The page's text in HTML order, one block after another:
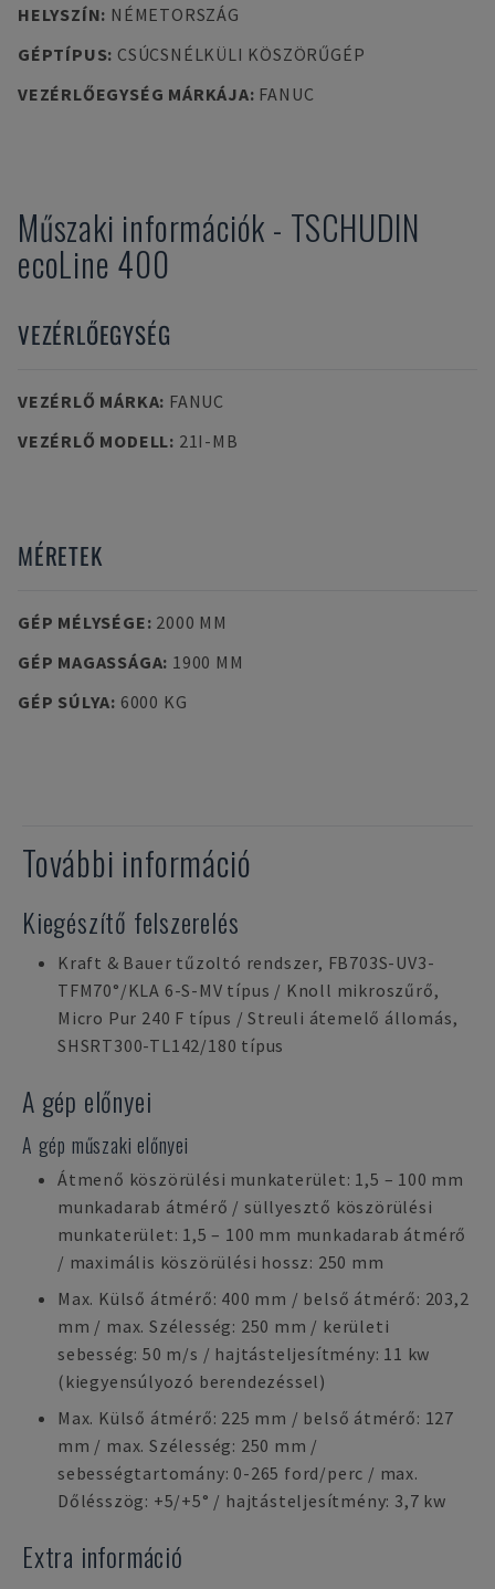
HELYSZÍN: NÉMETORSZÁG
GÉPTÍPUS: CSÚCSNÉLKÜLI KÖSZÖRŰGÉP
VEZÉRLŐEGYSÉG MÁRKÁJA: FANUC
Műszaki információk - TSCHUDIN
ecoLine 400
VEZÉRLŐEGYSÉG
VEZÉRLŐ MÁRKA: FANUC
VEZÉRLŐ MODELL: 21I-MB
MÉRETEK
GÉP MÉLYSÉGE: 2000 MM
GÉP MAGASSÁGA: 1900 MM
GÉP SÚLYA: 6000 KG
További információ
Kiegészítő felszerelés
Kraft & Bauer tűzoltó rendszer, FB703S-UV3-
TFM70°/KLA 6-S-MV típus / Knoll mikroszűrő,
Micro Pur 240 F típus / Streuli átemelő állomás,
SHSRT300-TL142/180 típus
A gép előnyei
A gép műszaki előnyei
Átmenő köszörülési munkaterület: 1,5 – 100 mm
munkadarab átmérő / süllyesztő köszörülési
munkaterület: 1,5 – 100 mm munkadarab átmérő
/ maximális köszörülési hossz: 250 mm
Max. Külső átmérő: 400 mm / belső átmérő: 203,2
mm / max. Szélesség: 250 mm / kerületi
sebesség: 50 m/s / hajtásteljesítmény: 11 kw
(kiegyensúlyozó berendezéssel)
Max. Külső átmérő: 225 mm / belső átmérő: 127
mm / max. Szélesség: 250 mm /
sebességtartomány: 0-265 ford/perc / max.
Dőlésszög: +5/+5° / hajtásteljesítmény: 3,7 kw
Extra információ